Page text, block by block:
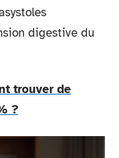
digestive du
trouver de
?